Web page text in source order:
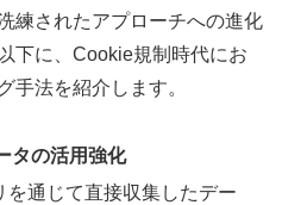
練されたアプローチへの進化
下に、Cookie規制時代にお
手法を紹介します。
タの活用強化
を通じて直接収集したデー